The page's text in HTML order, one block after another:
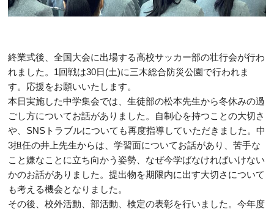
終業式後、全国大会に出場する高校サッカー部の壮行会が行わ
れました。1回戦は30日(土)に三木総合防災公園で行われま
す。応援をお願いいたします。
本日実施した中学集会では、生徒部の松本先生から冬休みの過
ごし方についてお話がありました。自制心を持つことの大切さ
や、SNSトラブルについても再度指導していただきました。中
3担任の井上先生からは、学習面についてお話があり、苦手な
こと嫌なことに立ち向かう姿勢、なぜ今学ばなければいけない
かのお話がありました。提出物を期限内に出す大切さについて
も考える機会となりました。
その後、校外活動、部活動、検定の表彰を行いました。今年度